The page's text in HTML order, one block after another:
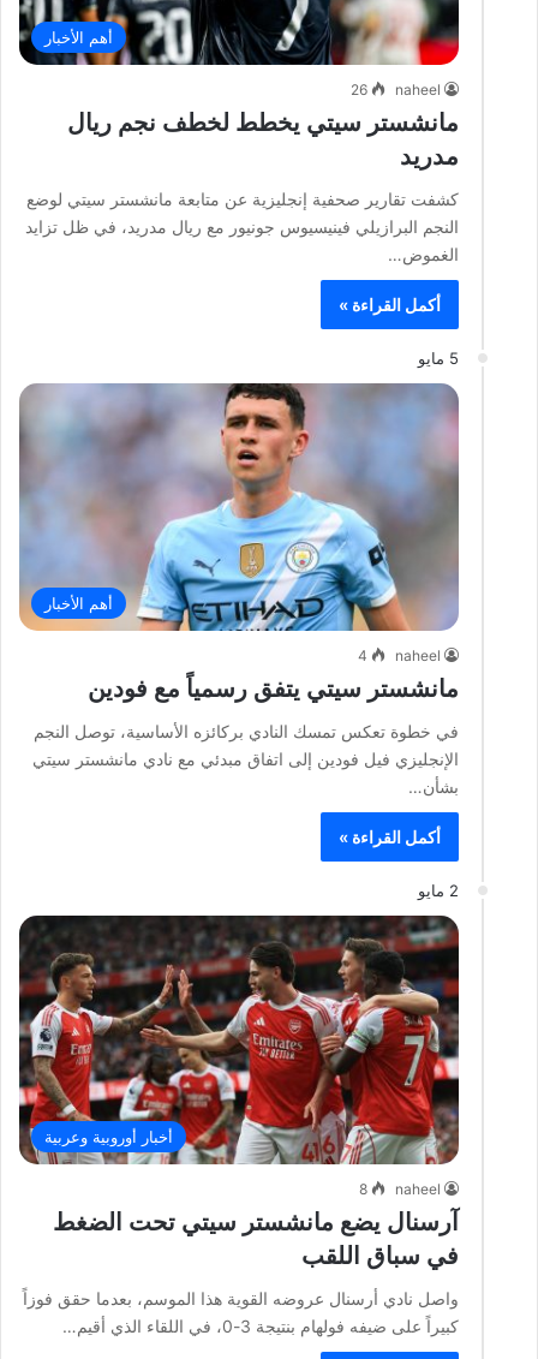
أهم الأخبار
naheel
26
مانشستر سيتي يخطط لخطف نجم ريال
مدريد
كشفت تقارير صحفية إنجليزية عن متابعة مانشستر سيتي لوضع
النجم البرازيلي فينيسيوس جونيور مع ريال مدريد، في ظل تزايد
الغموض…
أكمل القراءة »
5 مايو
أهم الأخبار
naheel
4
مانشستر سيتي يتفق رسمياً مع فودين
في خطوة تعكس تمسك النادي بركائزه الأساسية، توصل النجم
الإنجليزي فيل فودين إلى اتفاق مبدئي مع نادي مانشستر سيتي
بشأن…
أكمل القراءة »
2 مايو
أخبار أوروبية وعربية
naheel
8
آرسنال يضع مانشستر سيتي تحت الضغط
في سباق اللقب
واصل نادي أرسنال عروضه القوية هذا الموسم، بعدما حقق فوزاً
كبيراً على ضيفه فولهام بنتيجة 3-0، في اللقاء الذي أقيم…